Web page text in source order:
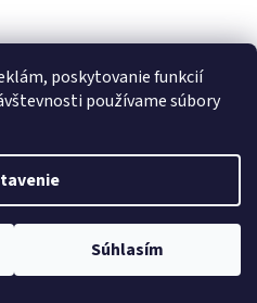
poskytovanie funkcií
používame súbory
Súhlasím